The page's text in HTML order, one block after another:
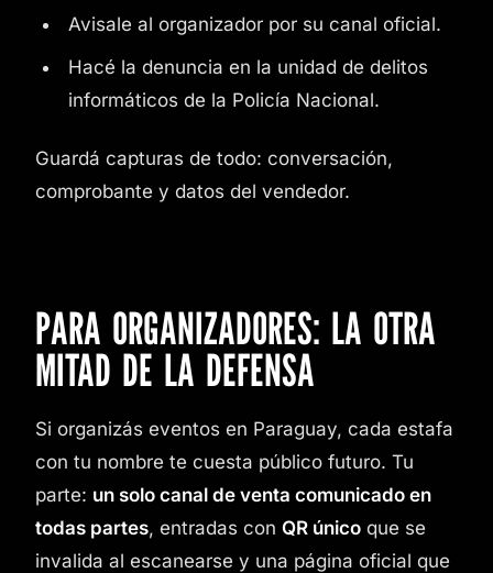
Avisale al organizador por su canal oficial.
Hacé la denuncia en la unidad de delitos
informáticos de la Policía Nacional.
Guardá capturas de todo: conversación,
comprobante y datos del vendedor.
PARA ORGANIZADORES: LA OTRA
MITAD DE LA DEFENSA
Si organizás eventos en Paraguay, cada estafa
con tu nombre te cuesta público futuro. Tu
parte: un solo canal de venta comunicado en
todas partes, entradas con QR único que se
invalida al escanearse y una página oficial que